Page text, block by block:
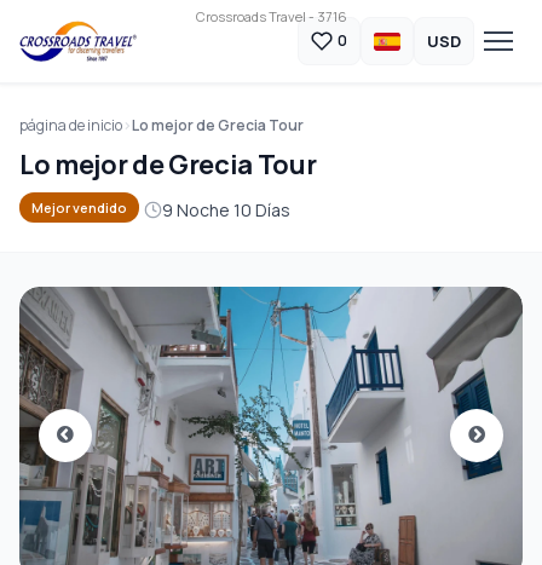
Crossroads Travel - 3716
0 USD
página de inicio Lo mejor de Grecia Tour
Lo mejor de Grecia Tour
Mejor vendido 9 Noche 10 Días